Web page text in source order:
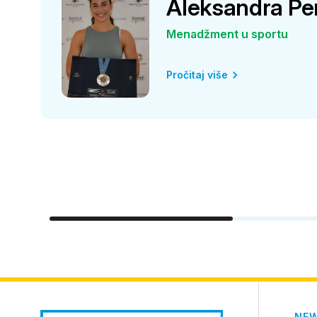
Aleksandra
Menadžment u sportu
Pročitaj više